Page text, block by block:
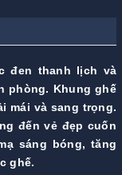
đen thanh lịch và
phòng. Khung ghế
mái và sang trọng.
đến vẻ đẹp cuốn
sáng bóng, tăng
ghế.